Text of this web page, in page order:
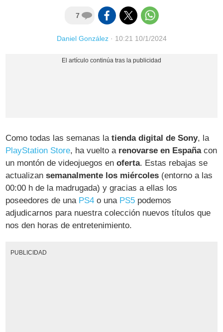
7
Daniel González· 10:21 10/1/2024
Como todas las semanas latienda digital de Sony, la
PlayStation Store, ha vuelto a renovarse en Españacon
un montón de videojuegos enoferta. Estas rebajas se
actualizansemanalmente los miércoles (entorno a las
00:00 h de la madrugada) y gracias a ellas los
poseedores de una PS4 o una PS5 podemos
adjudicarnos para nuestra colección nuevos títulos que
nos den horas de entretenimiento.
PUBLICIDAD